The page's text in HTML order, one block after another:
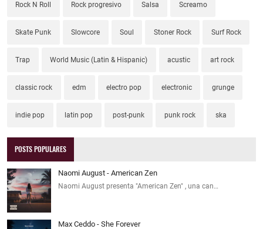
Rock N Roll Rock progresivo Salsa Screamo
Skate Punk Slowcore Soul Stoner Rock Surf Rock
Trap World Music (Latin & Hispanic) acustic art rock
classic rock edm electro pop electronic grunge
indie pop latin pop post-punk punk rock ska
POSTS POPULARES
Naomi August - American Zen
Naomi August presenta "American Zen" , una can…
Max Ceddo - She Forever